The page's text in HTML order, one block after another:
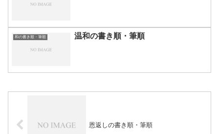
和の書き順・筆順 温和の書き順・筆順
恩返しの書き順・筆順